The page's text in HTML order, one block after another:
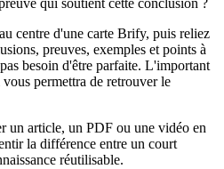
qui soutient cette conclusion ?
centre d'une carte Brify, puis reliez
preuves, exemples et points à
besoin d'être parfaite. L'important
permettra de retrouver le
un article, un PDF ou une vidéo en
la différence entre un court
réutilisable.